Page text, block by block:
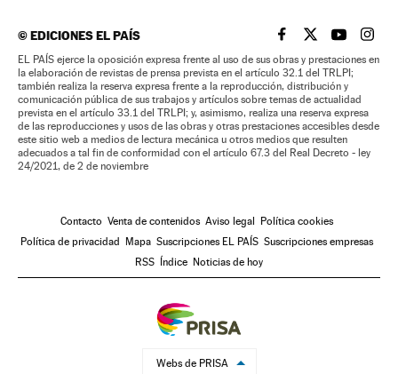
©EDICIONES EL PAÍS EL PAÍS BRASIL EN
EL PAÍSEL PAÍS
EL
EL PAÍS ejerce la oposición expresa frente al uso de sus obras y prestaciones en
la elaboración de revistas de prensa prevista en el artículo 32.1 del TRLPI;
también realiza la reserva expresa frente a la reproducción, distribución y
comunicación pública de sus trabajos y artículos sobre temas de actualidad
prevista en el artículo 33.1 del TRLPI; y, asimismo, realiza una reserva expresa
de las reproducciones y usos de las obras y otras prestaciones accesibles desde
este sitio web a medios de lectura mecánica u otros medios que resulten
adecuados a tal fin de conformidad con el artículo 67.3 del Real Decreto - ley
24/2021, de 2 de noviembre
Contacto Venta de contenidos Aviso legal Política cookies
Política de privacidad Mapa Suscripciones EL PAÍS Suscripciones empresas
RSS Índice Noticias de hoy
Webs de PRISA